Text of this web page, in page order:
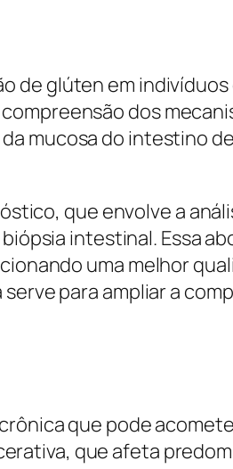
de glúten em
dos
mucosa do intestino
que envolve a
intestinal. Essa
uma melhor
para ampliar a
que pode
que afeta